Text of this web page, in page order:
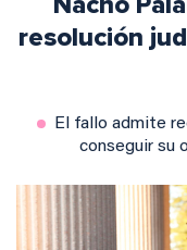
resolución
El fallo admite
conseguir su